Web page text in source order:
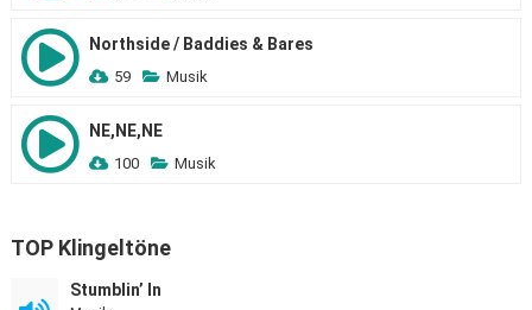
Northside / Baddies & Bares
59 Musik
NE,NE,NE
100 Musik
TOP Klingeltöne
Stumblin’ In